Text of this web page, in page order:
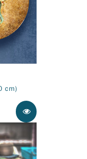
cm)
展示中